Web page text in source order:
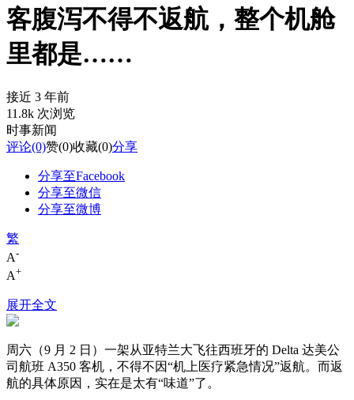
客腹泻不得不返航，整个机舱
里都是……
接近 3 年前
11.8k 次浏览
时事新闻
评论(0)赞(0)收藏(0)分享
分享至Facebook
分享至微信
分享至微博
繁
A-
A+
展开全文
周六（9 月 2 日）一架从亚特兰大飞往西班牙的 Delta 达美公
司航班 A350 客机，不得不因“机上医疗紧急情况”返航。而返
航的具体原因，实在是太有“味道”了。